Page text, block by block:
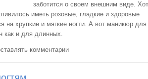
заботится о своем внешним виде.
иметь розовые, гладкие и здоровые
на хрупкие и мягкие ногти. А вот маникюр для
как и для длинных.
комментарии